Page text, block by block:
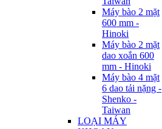
Máy bào 2 mặt
600 mm -
Hinoki
Máy bào 2 mặt
dao xoắn 600
mm - Hinoki
Máy bào 4 mặt
6 dao tải nặng -
Shenko -
Taiwan
LOẠI MÁY